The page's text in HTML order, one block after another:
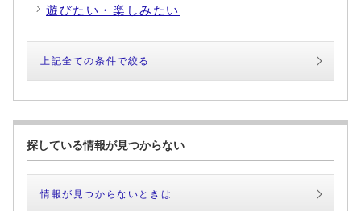
遊びたい・楽しみたい
上記全ての条件で絞る
探している情報が見つからない
情報が見つからないときは